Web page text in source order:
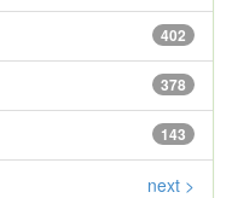
402
378
143
next >